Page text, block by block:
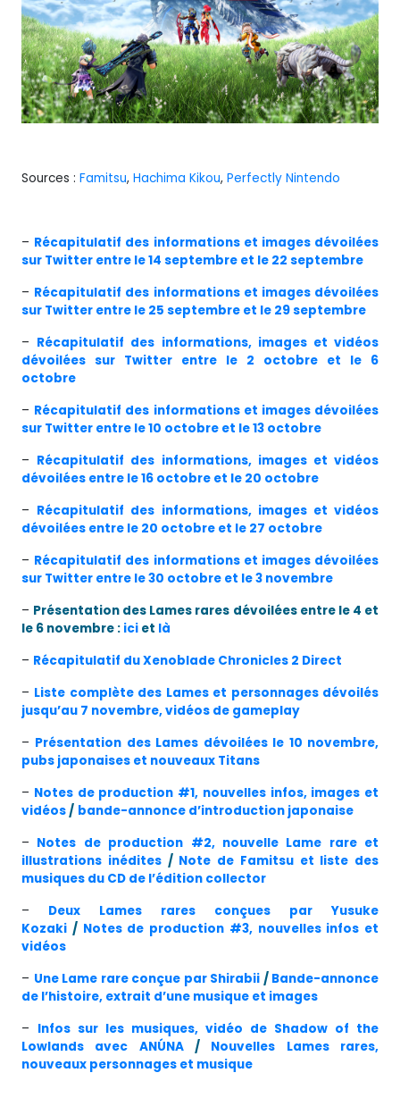
Sources : Famitsu, Hachima Kikou, Perfectly Nintendo
– Récapitulatif des informations et images dévoilées
sur Twitter entre le 14 septembre et le 22 septembre
– Récapitulatif des informations et images dévoilées
sur Twitter entre le 25 septembre et le 29 septembre
– Récapitulatif des informations, images et vidéos
dévoilées sur Twitter entre le 2 octobre et le 6
octobre
– Récapitulatif des informations et images dévoilées
sur Twitter entre le 10 octobre et le 13 octobre
– Récapitulatif des informations, images et vidéos
dévoilées entre le 16 octobre et le 20 octobre
– Récapitulatif des informations, images et vidéos
dévoilées entre le 20 octobre et le 27 octobre
– Récapitulatif des informations et images dévoilées
sur Twitter entre le 30 octobre et le 3 novembre
– Présentation des Lames rares dévoilées entre le 4 et
le 6 novembre : ici et là
– Récapitulatif du Xenoblade Chronicles 2 Direct
– Liste complète des Lames et personnages dévoilés
jusqu’au 7 novembre, vidéos de gameplay
– Présentation des Lames dévoilées le 10 novembre,
pubs japonaises et nouveaux Titans
– Notes de production #1, nouvelles infos, images et
vidéos/ bande-annonce d’introduction japonaise
– Notes de production #2, nouvelle Lame rare et
illustrations inédites/ Note de Famitsu et liste des
musiques du CD de l’édition collector
–
Deux Lames rares conçues par Yusuke
Kozaki / Notes de production #3, nouvelles infos et
vidéos
– Une Lame rare conçue par Shirabii / Bande-annonce
de l’histoire, extrait d’une musique et images
– Infos sur les musiques, vidéo de Shadow of the
Lowlands avec ANÚNA/ Nouvelles Lames rares,
nouveaux personnages et musique